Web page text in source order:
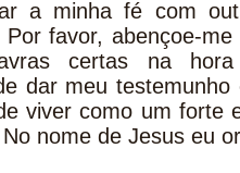
a minha fé com
Por favor, abençoe-
certas na
dar meu
viver como um forte
nome de Jesus eu